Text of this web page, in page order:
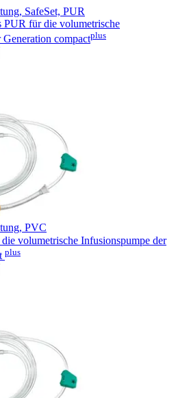
hier finden Sie nützliche Informationen
überzeugen Sie uns mit Ihrer Idee.
Hier treten Sie mit uns in
SafeSet, PUR
PUR für die volumetrische
compactplus
PVC
volumetrische Infusionspumpe der
plus